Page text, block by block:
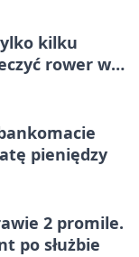
kilku
rower w
pieniędzy
2 promile.
po służbie